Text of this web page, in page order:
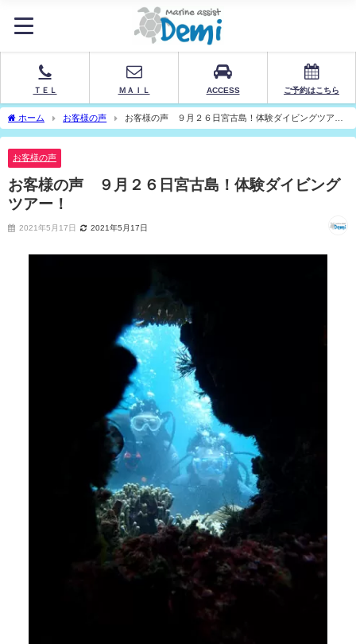
ＴＥＬ ＭＡＩＬ ACCESS ご予約はこちら
ホーム お客様の声
お客様の声 ９月２６日宮古島！体験ダイビングツア
ー！
お客様の声
お客様の声 ９月２６日宮古島！体験ダイビング
ツアー！
2021年5月17日 2021年5月17日